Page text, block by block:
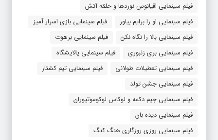
فیلم سینمایی اقیانوس نوردها و حلقه آتش
فیلم سینمایی او را برایم بیاور
فیلم سینمایی بازی اسرار آمیز
فیلم سینمایی بالا را نگاه نکن
فیلم سینمایی برهوت
فیلم سینمایی بری زنبوری
فیلم سینمایی پالایشگاه
فیلم سینمایی تعطیلات طولانی
فیلم سینمایی تیم کشتار
فیلم سینمایی جشن تولد
فیلم سینمایی جیم دکمه و لوکاس لوکوموتیوران
فیلم سینمایی دیده بان
فیلم سینمایی روزی روزگاری هنگ کنگ